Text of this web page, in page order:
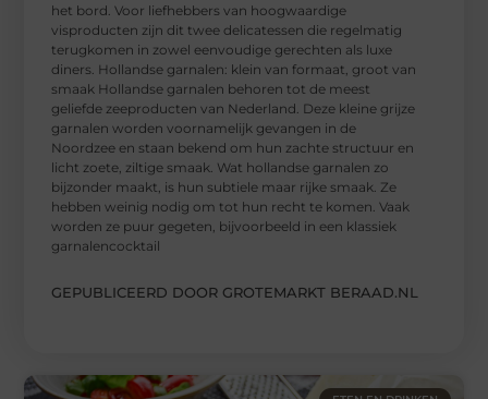
het bord. Voor liefhebbers van hoogwaardige
visproducten zijn dit twee delicatessen die regelmatig
terugkomen in zowel eenvoudige gerechten als luxe
diners. Hollandse garnalen: klein van formaat, groot van
smaak Hollandse garnalen behoren tot de meest
geliefde zeeproducten van Nederland. Deze kleine grijze
garnalen worden voornamelijk gevangen in de
Noordzee en staan bekend om hun zachte structuur en
licht zoete, ziltige smaak. Wat hollandse garnalen zo
bijzonder maakt, is hun subtiele maar rijke smaak. Ze
hebben weinig nodig om tot hun recht te komen. Vaak
worden ze puur gegeten, bijvoorbeeld in een klassiek
garnalencocktail
GEPUBLICEERD DOOR GROTEMARKT BERAAD.NL